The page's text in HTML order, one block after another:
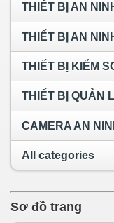
THIẾT BỊ AN
THIẾT BỊ AN
THIẾT BỊ KIỂM
THIẾT BỊ QUẢN
CAMERA AN
All categories
Sơ đồ trang